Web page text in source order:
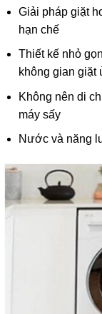
Giải pháp giặt
hạn chế
Thiết kế nhỏ
không gian giặt
Không nên di
máy sấy
Nước và năng